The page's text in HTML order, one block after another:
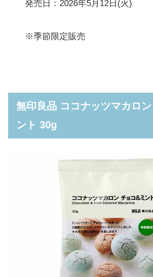
発売日：2026年5月12日(火)
※季節限定販売
無印良品 ココナッツマカロン
ント 30g